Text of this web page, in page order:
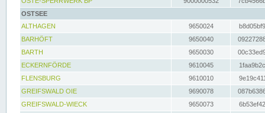
OSTSEE
ALTHAGEN
9650024
BARHÖFT
9650040
BARTH
9650030
ECKERNFÖRDE
9610045
FLENSBURG
9610010
GREIFSWALD OIE
9690078
GREIFSWALD-WIECK
9650073